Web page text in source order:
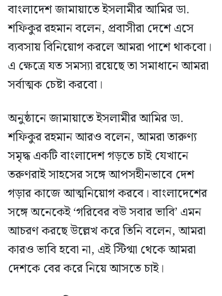
বাংলাদেশ জামায়াতে ইসলামীর আমির ডা.
শফিকুর রহমান বলেন, প্রবাসীরা দেশে এসে
ব্যবসায় বিনিয়োগ করলে আমরা পাশে থাকবো।
এ ক্ষেত্রে যত সমস্যা রয়েছে তা সমাধানে আমরা
সর্বাত্মক চেষ্টা করবো।
অনুষ্ঠানে জামায়াতে ইসলামীর আমির ডা.
শফিকুর রহমান আরও বলেন, আমরা তারুণ্য
সমৃদ্ধ একটি বাংলাদেশ গড়তে চাই যেখানে
তরুণরাই সাহসের সঙ্গে আপসহীনভাবে দেশ
গড়ার কাজে আত্মনিয়োগ করবে। বাংলাদেশের
সঙ্গে অনেকেই ‘গরিবের বউ সবার ভাবি’ এমন
আচরণ করছে উল্লেখ করে তিনি বলেন, আমরা
কারও ভাবি হবো না, এই স্টিগ্মা থেকে আমরা
দেশকে বের করে নিয়ে আসতে চাই।